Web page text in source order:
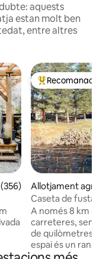
aquests
estan molt ben
entre altres
puntuació mitjana d'un
Principals
Recomanació
Allotjament
Hache
Caseta de fusta a
amb canoa i caiacs
A només 8 km de
carreteres,
de quilòmetres
espai és un ranxo
hectàrees, en un